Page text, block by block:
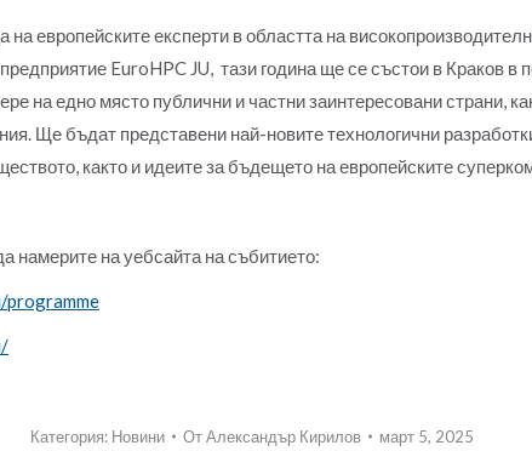
европейските експерти в областта на
EuroHPC JU, тази година ще се състои в Краков в
на едно място публични и частни заинтересовани страни,
Ще бъдат представени най-новите технологични
както и идеите за бъдещето на европейските
намерите на уебсайта на събитието:
programme
Категория: Новини ОтАлександър Кирилов март 5, 2025